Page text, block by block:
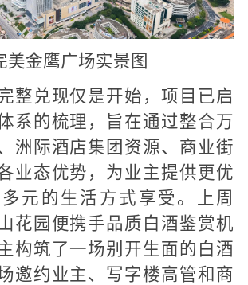
美金鹰广场实景图
整兑现仅是开始，项目已启
系的梳理，旨在通过整合万
洲际酒店集团资源、商业街
业态优势，为业主提供更优
元的生活方式享受。上周
花园便携手品质白酒鉴赏机
构筑了一场别开生面的白酒
邀约业主、写字楼高管和商